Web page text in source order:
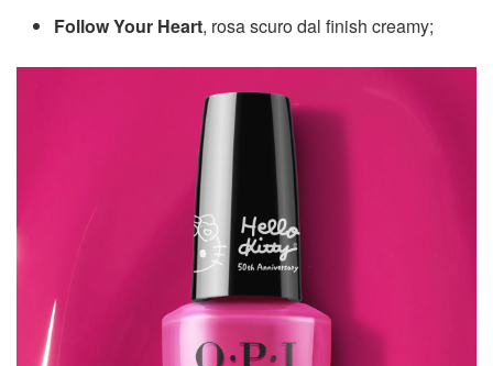
Follow Your Heart, rosa scuro dal finish creamy;